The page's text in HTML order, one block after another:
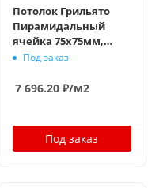
Потолок Грильято
Пирамидальный
ячейка 75х75мм,
металлик, высота 35
Под заказ
7 696.20₽/м2
Под заказ